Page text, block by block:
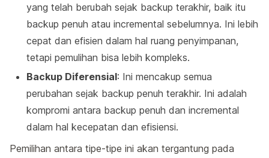
yang telah berubah sejak backup terakhir, baik itu
backup penuh atau incremental sebelumnya. Ini lebih
cepat dan efisien dalam hal ruang penyimpanan,
tetapi pemulihan bisa lebih kompleks.
Backup Diferensial: Ini mencakup semua
perubahan sejak backup penuh terakhir. Ini adalah
kompromi antara backup penuh dan incremental
dalam hal kecepatan dan efisiensi.
Pemilihan antara tipe-tipe ini akan tergantung pada